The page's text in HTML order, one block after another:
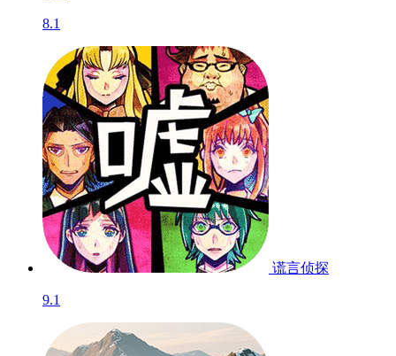
8.1
谎言侦探
9.1